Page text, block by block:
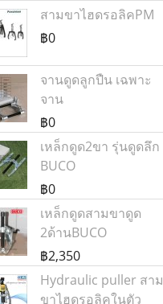
สามขาไฮดรอลิคPM
฿0
จานดูดลูกปืน เฉพาะ
จาน
฿0
เหล็กดูด2ขา รุ่นดูดลึก
BUCO
฿0
เหล็กดูดสามขาดูด
2ด้านBUCO
฿2,350
Hydraulic puller สาม
ขาไฮดรอลิคในตัว